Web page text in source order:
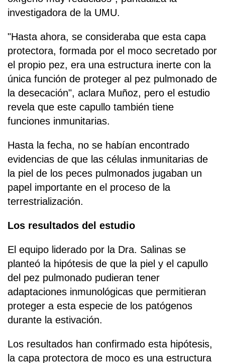
investigadora de la UMU.
"Hasta ahora, se consideraba que esta capa
protectora, formada por el moco secretado por
el propio pez, era una estructura inerte con la
única función de proteger al pez pulmonado de
la desecación", aclara Muñoz, pero el estudio
revela que este capullo también tiene
funciones inmunitarias.
Hasta la fecha, no se habían encontrado
evidencias de que las células inmunitarias de
la piel de los peces pulmonados jugaban un
papel importante en el proceso de la
terrestrialización.
Los resultados del estudio
El equipo liderado por la Dra. Salinas se
planteó la hipótesis de que la piel y el capullo
del pez pulmonado pudieran tener
adaptaciones inmunológicas que permitieran
proteger a esta especie de los patógenos
durante la estivación.
Los resultados han confirmado esta hipótesis,
la capa protectora de moco es una estructura